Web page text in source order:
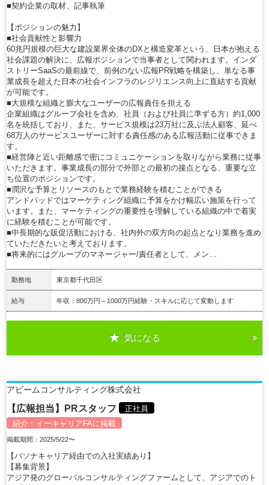
■契約企業の取材、記事執筆
【ポジションの魅力】
■社会貢献性と影響力
60兆円規模の巨大な建設業界全体のDXと構造変革という、日本が抱える
社会課題の解決に、広報ポジションで当事者として関われます。インダ
ストリーSaaSの最前線で、前例のない広報PR戦略を構築し、単なる事
業成長を超えた日本の社会インフラのレジリエンス向上に直結する貢献
が可能です。
■大規模な組織と膨大なユーザーの広報責任を担える
企業組織はグループ会社を含め、社員（および社員に準ずる方）約1,000
名を統括しており、また、サービス規模は23万社に及ぶ法人顧客、延べ
68万人のサービスユーザーに対する責任感のある広報活動に従事できま
す。
■経営陣と近い距離感で密にコミュニケーションを取りながら業務に従事
いただきます。事業成長の部分で外部との最初の接点となる、重要な立
ち位置のポジションです。
■潤沢な予算とリソースのもとで業務経験を積むことができる
アンドパッドではマーケティング組織に予算をかけ幅広い施策を行って
います。また、マーケティングの重要性を理解している組織の中で着実
に経験を積むことが可能です。
■中長期的な販促活動における、社内外の双方向の起点となり業務を進め
ていただきたいと考えております。
■将来的にはグループのマネージャー/責任者として、メン…
勤務地 東京都千代田区
給与 年収：800万円～1000万円経験・スキルに応じて変動します
気になる
アビームコンサルティング株式会社
【広報担当】PRスタッフ
正社員
紹介： イーキャリアFAに掲載
掲載期間：2025/5/22〜
【パソナキャリア経由での入社実績あり】
【募集背景】
アジア発のグローバルコンサルティングファームとして、アジアでのト